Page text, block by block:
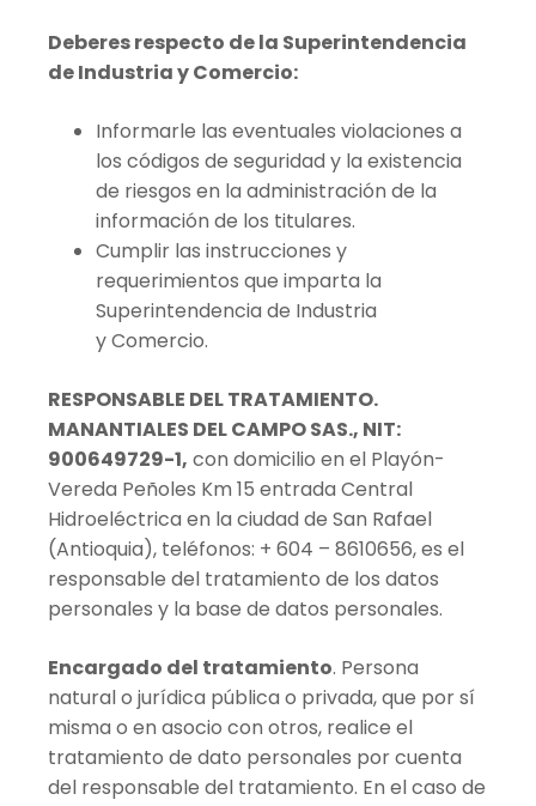
Deberes respecto de la Superintendencia
de Industria y Comercio:
Informarle las eventuales violaciones a
los códigos de seguridad y la existencia
de riesgos en la administración de la
información de los titulares.
Cumplir las instrucciones y
requerimientos que imparta la
Superintendencia de Industria
yComercio.
RESPONSABLE DEL TRATAMIENTO.
MANANTIALES DEL CAMPO SAS., NIT:
900649729-1, con domicilio en el Playón-
Vereda Peñoles Km 15 entrada Central
Hidroeléctrica en la ciudad de San Rafael
(Antioquia), teléfonos: + 604 – 8610656, es el
responsable del tratamiento de los datos
personales y la base de datos personales.
Encargado del tratamiento. Persona
natural o jurídica pública o privada, que por sí
misma o en asocio con otros, realice el
tratamiento de dato personales por cuenta
del responsable del tratamiento. En el caso de